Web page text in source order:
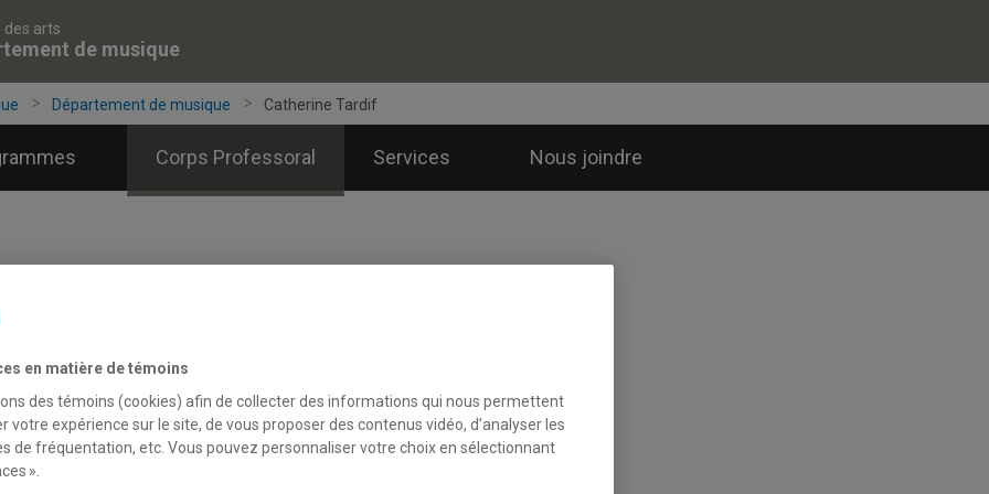
des arts
de musique
Département de musique Catherine Tardif
Corps Professoral Services Nous joindre
en matière de témoins
des témoins (cookies) afin de collecter des informations qui nous permettent
votre expérience sur le site, de vous proposer des contenus vidéo, d’analyser les
de fréquentation, etc. Vous pouvez personnaliser votre choix en sélectionnant
».